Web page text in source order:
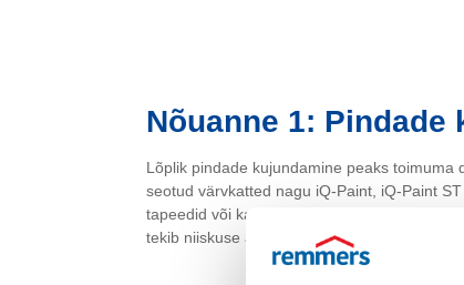
Nõuanne 1: Pindade
Lõplik pindade kujundamine peaks
seotud värvkatted nagu iQ-Paint, iQ-Paint
tapeedid või ka lateksvärvid mõjuvad iQ-
tekib niiskuse akumuleerimise oht